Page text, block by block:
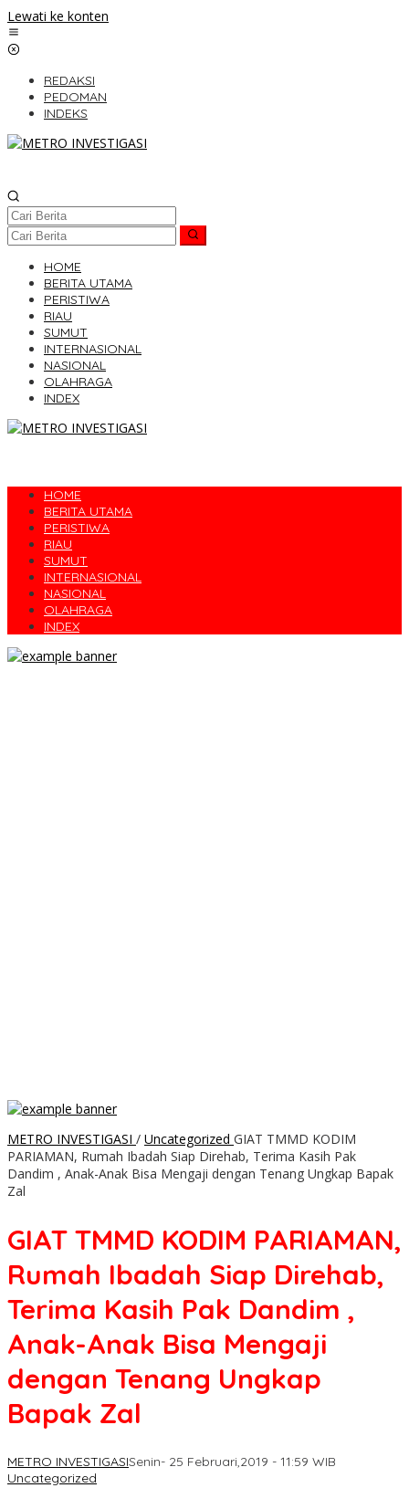
Lewati ke konten
REDAKSI
PEDOMAN
INDEKS
HOME
BERITA UTAMA
PERISTIWA
RIAU
SUMUT
INTERNASIONAL
NASIONAL
OLAHRAGA
INDEX
HOME
BERITA UTAMA
PERISTIWA
RIAU
SUMUT
INTERNASIONAL
NASIONAL
OLAHRAGA
INDEX
METRO INVESTIGASI / Uncategorized GIAT TMMD KODIM
PARIAMAN, Rumah Ibadah Siap Direhab, Terima Kasih Pak
Dandim , Anak-Anak Bisa Mengaji dengan Tenang Ungkap Bapak
Zal
GIAT TMMD KODIM PARIAMAN,
Rumah Ibadah Siap Direhab,
Terima Kasih Pak Dandim ,
Anak-Anak Bisa Mengaji
dengan Tenang Ungkap
Bapak Zal
METRO INVESTIGASISenin- 25 Februari,2019 - 11:59 WIB
Uncategorized